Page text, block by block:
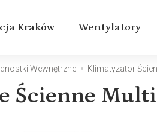
Kraków Wentylatory
Wewnętrzne Klimatyzator
Ścienne